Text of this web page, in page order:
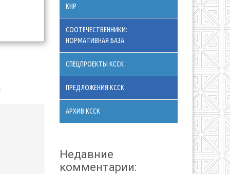
КНР
СООТЕЧЕСТВЕННИКИ:
НОРМАТИВНАЯ БАЗА
СПЕЦПРОЕКТЫ КССК
ПРЕДЛОЖЕНИЯ КССК
АРХИВ КССК
Недавние
комментарии: